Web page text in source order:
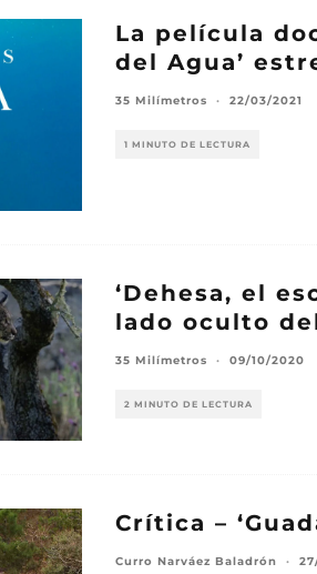
La película
del Agua’
35 Milímetros · 22/03/2021
1 MINUTO DE LECTURA
‘Dehesa, el
lado oculto
35 Milímetros · 09/10/2020
2 MINUTO DE LECTURA
Crítica –
Curro Narváez Baladrón ·